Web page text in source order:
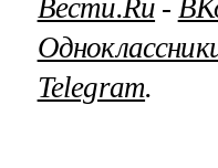
Вести.Ru ‐
Telegram.